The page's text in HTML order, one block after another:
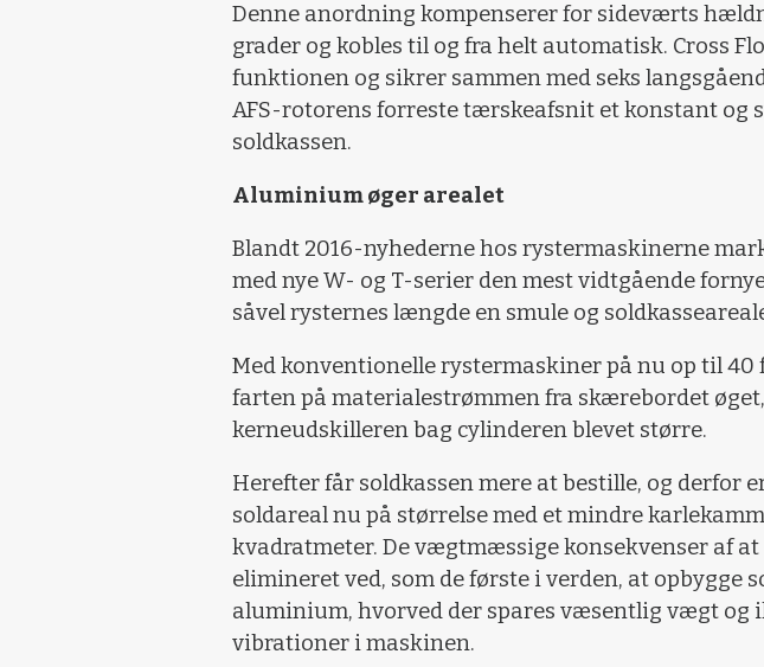
Denne anordning kompenserer for sideværts
grader og kobles til og fra helt automatisk. Cross
funktionen og sikrer sammen med seks
AFS-rotorens forreste tærskeafsnit et konstant og
soldkassen.
Aluminium øger arealet
Blandt 2016-nyhederne hos rystermaskinerne
med nye W- og T-serier den mest vidtgående
såvel rysternes længde en smule og
Med konventionelle rystermaskiner på nu op til 40
farten på materialestrømmen fra skærebordet
kerneudskilleren bag cylinderen blevet større.
Herefter får soldkassen mere at bestille, og derfor
soldareal nu på størrelse med et mindre
kvadratmeter. De vægtmæssige konsekvenser af at
elimineret ved, som de første i verden, at opbygge
aluminium, hvorved der spares væsentlig vægt og
vibrationer i maskinen.